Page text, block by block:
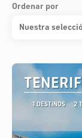
Ordenar por
Nuestra
1 DESTINOS 2